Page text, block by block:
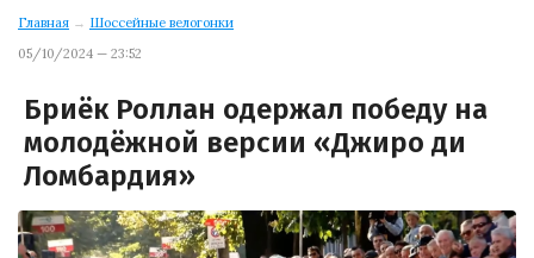
Главная → Шоссейные велогонки
05/10/2024 — 23:52
Бриёк Роллан одержал победу на
молодёжной версии «Джиро ди
Ломбардия»